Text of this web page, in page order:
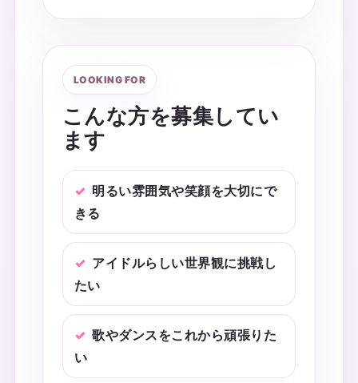
LOOKING FOR
こんな方を募集してい
ます
明るい雰囲気や笑顔を大切にで
きる
アイドルらしい世界観に挑戦し
たい
歌やダンスをこれから頑張りた
い